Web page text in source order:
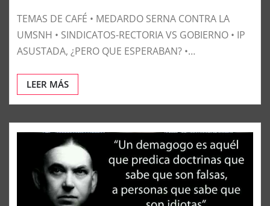
TEMAS DE CAFÉ • MEDARDO SERNA CONTRA LA
UMSNH • SINDICATOS-RECTORIA VS GOBIERNO • IP
ASUSTADA, ¿PERO QUE ESPERABAN? •…
LEER MÁS